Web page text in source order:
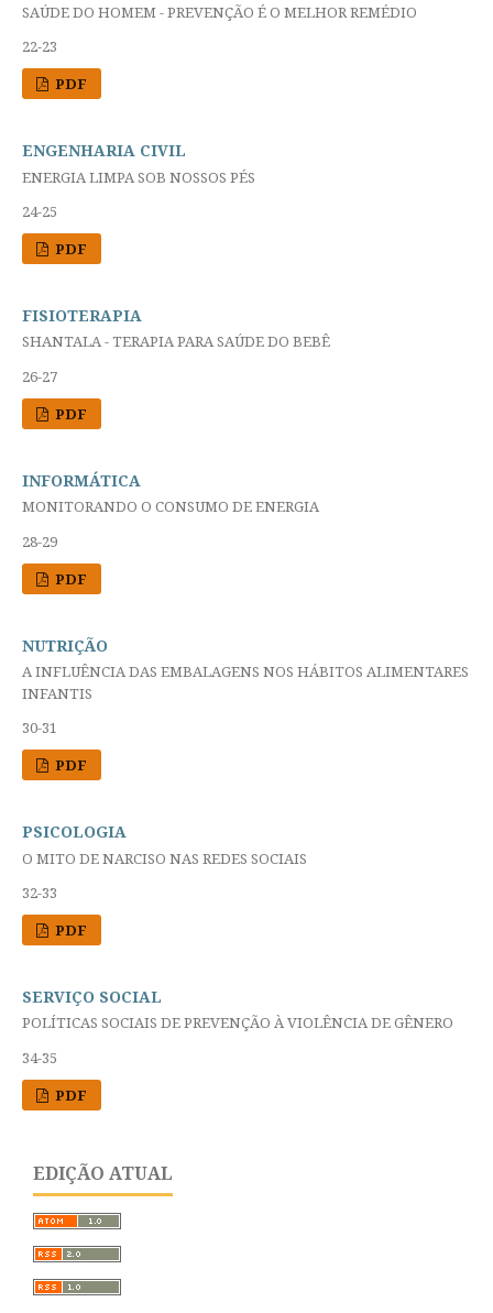
SAÚDE DO HOMEM - PREVENÇÃO É O MELHOR REMÉDIO
22-23
PDF
ENGENHARIA CIVIL
ENERGIA LIMPA SOB NOSSOS PÉS
24-25
PDF
FISIOTERAPIA
SHANTALA - TERAPIA PARA SAÚDE DO BEBÊ
26-27
PDF
INFORMÁTICA
MONITORANDO O CONSUMO DE ENERGIA
28-29
PDF
NUTRIÇÃO
A INFLUÊNCIA DAS EMBALAGENS NOS HÁBITOS ALIMENTARES
INFANTIS
30-31
PDF
PSICOLOGIA
O MITO DE NARCISO NAS REDES SOCIAIS
32-33
PDF
SERVIÇO SOCIAL
POLÍTICAS SOCIAIS DE PREVENÇÃO À VIOLÊNCIA DE GÊNERO
34-35
PDF
EDIÇÃO ATUAL